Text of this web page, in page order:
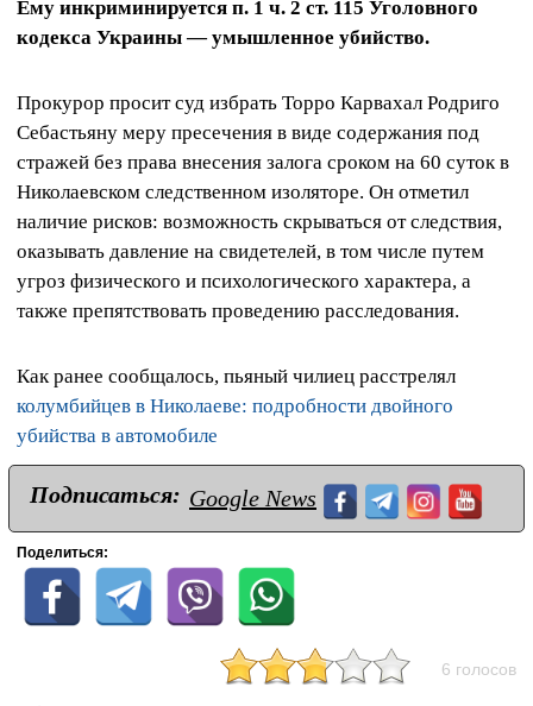
Ему инкриминируется п. 1 ч. 2 ст. 115 Уголовного
кодекса Украины — умышленное убийство.
Прокурор просит суд избрать Торро Карвахал Родриго
Себастьяну меру пресечения в виде содержания под
стражей без права внесения залога сроком на 60 суток в
Николаевском следственном изоляторе. Он отметил
наличие рисков: возможность скрываться от следствия,
оказывать давление на свидетелей, в том числе путем
угроз физического и психологического характера, а
также препятствовать проведению расследования.
Как ранее сообщалось, пьяный чилиец расстрелял
колумбийцев в Николаеве: подробности двойного
убийства в автомобиле
Подписаться: Google News
Поделиться:
6 голосов